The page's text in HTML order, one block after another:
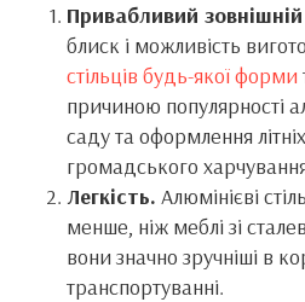
Привабливий
блиск і можливість
стільців будь-якої форми
причиною популярності
саду та оформлення
громадського
Легкість. Алюмінієві
менше, ніж меблі зі
вони значно зручніші в
транспортуванні.